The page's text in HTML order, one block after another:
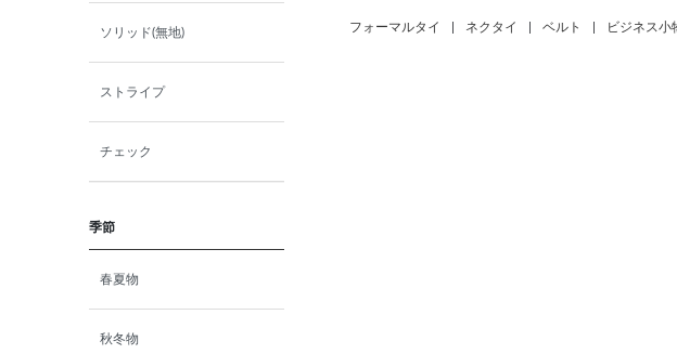
AB6(175㎝/88㎝)
AB7(180㎝/90㎝)
ソリッド(無地)
ストライプ
チェック
季節
春夏物
秋冬物
フォーマルタイ ネクタイ ベルト ビジネス小